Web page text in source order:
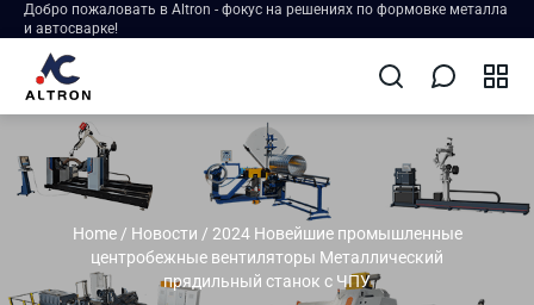
Добро пожаловать в Altron - фокус на решениях по формовке металла
и автосварке!
Home/ Новости / 2024 Новейшие промышленные
центробежные вентиляторы Металлический
прядильный станок с ЧПУ